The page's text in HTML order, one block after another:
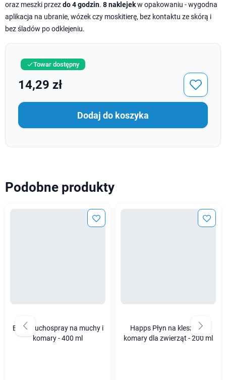
oraz meszki przezdo 4 godzin. 8 naklejekw opakowaniu - wygodna
aplikacja na ubranie, wózek czy moskitierę, bez kontaktu ze skórą i
bez śladów po odklejeniu.
Towar dostępny
14,29 zł
Dodaj do koszyka
Podobne produkty
Bros Muchospray na muchy i
komary - 400 ml
Happs Płyn na kleszcze i
komary dla zwierząt - 200 ml